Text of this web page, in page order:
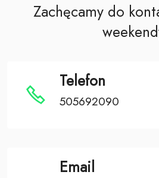
Zachęcamy do
Telefon
505692090
Email